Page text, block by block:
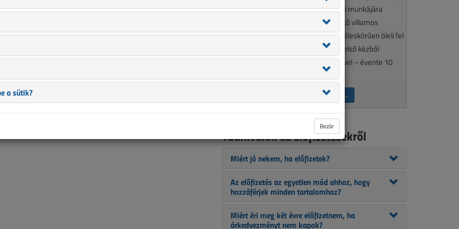
is?
nélkülözhetetlen olvasmánya minden munkájára
igényes, a szakma aktualitásait követő villamos
szakembereknek. A VL tematikája széleskörűen öleli fel
a szakmánkat érintő kérdéseket, így első kézből
tájékozódhat szakcikkeink segítségével – évente 10
ÉRDEKEL AZ ELŐFIZETÉS →
Tudnivalók az előfizetésekről
Miért jó nekem, ha előfizetek?
Az előfizetés az egyetlen mód ahhoz, hogy
hozzáférjek minden tartalomhoz?
Miért éri meg két évre előfizetnem, ha
árkedvezményt nem kapok?
a sütik?
Bezár